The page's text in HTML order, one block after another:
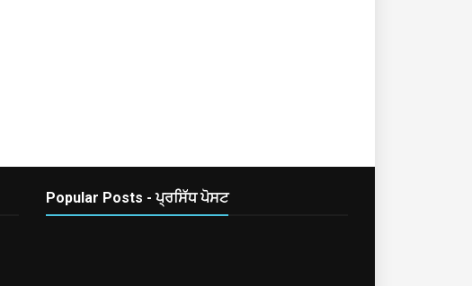
Popular Posts - ਪ੍ਰਸਿੱਧ ਪੋਸਟ